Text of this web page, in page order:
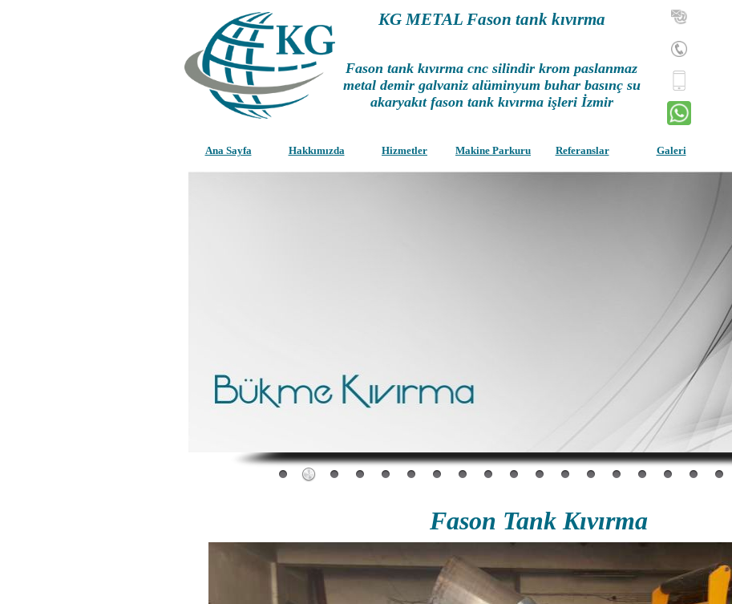
KG METAL Fason tank kıvırma
Fason tank kıvırma cnc silindir krom paslanmaz
metal demir galvaniz alüminyum buhar basınç su
akaryakıt fason tank kıvırma işleri İzmir
Ana Sayfa Hakkımızda Hizmetler Makine Parkuru Referanslar Galeri
Fason Tank Kıvırma